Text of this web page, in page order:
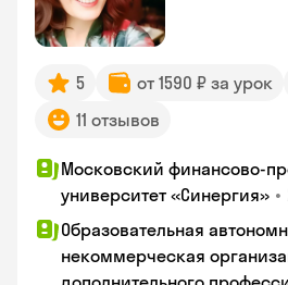
5 от 1590 ₽ за урок
11 отзывов
Московский финансово-
университет «Синергия» •
Образовательная
некоммерческая